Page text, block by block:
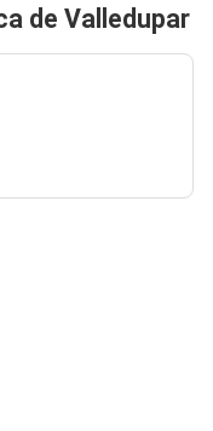
de Valledupar